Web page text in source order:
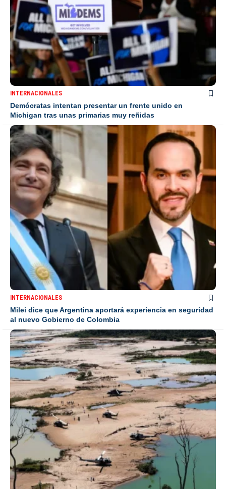
INTERNACIONALES
Demócratas intentan presentar un frente unido en
Michigan tras unas primarias muy reñidas
INTERNACIONALES
Milei dice que Argentina aportará experiencia en seguridad
al nuevo Gobierno de Colombia